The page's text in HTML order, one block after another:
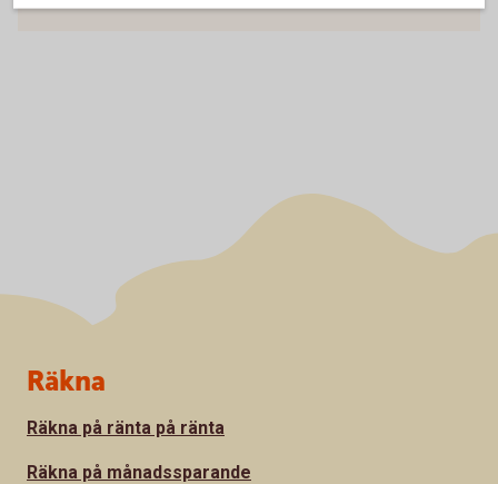
Sidfot
Räkna
Räkna på ränta på ränta
Räkna på månadssparande